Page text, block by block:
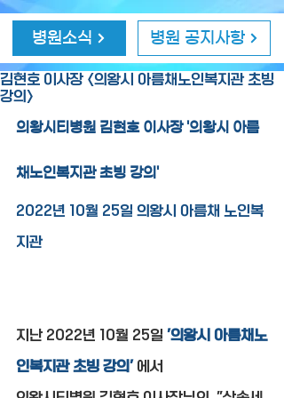
병원소식 병원 공지사항
김현호 이사장 <의왕시 아름채노인복지관 초빙
강의>
의왕시티병원 김현호 이사장 '의왕시 아름
채노인복지관 초빙 강의'
2022년 10월 25일 의왕시 아름채 노인복
지관
지난 2022년 10월 25일 '의왕시 아름채노
인복지관 초빙 강의' 에서